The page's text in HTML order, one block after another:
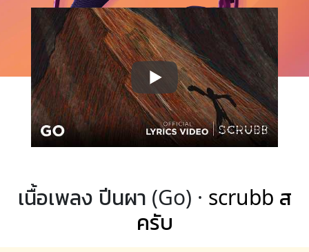
เนื้อเพลง ปีนผา (Go) · scrubb ส
ครับ